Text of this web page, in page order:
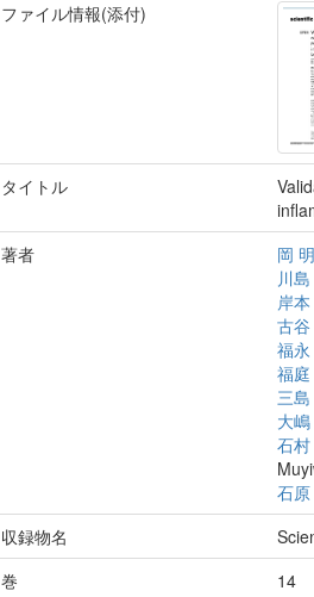
ファイル情報(添付)
タイトル
著者
岡
川
岸
古谷
福
福
三島
大
石村
石
収録物名
巻
14